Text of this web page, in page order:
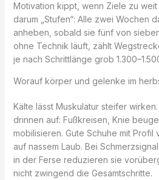
Motivation kippt, wenn Ziele zu
darum „Stufen“: Alle zwei Wochen
anheben, sobald sie fünf von
ohne Technik läuft, zählt
je nach Schrittlänge grob
Worauf körper und gelenke im
Kälte lässt Muskulatur steifer
drinnen auf: Fußkreisen, Knie
mobilisieren. Gute Schuhe mit Profil
auf nassem Laub. Bei
in der Ferse reduzieren sie
nicht zwingend die Gesamtschritte.